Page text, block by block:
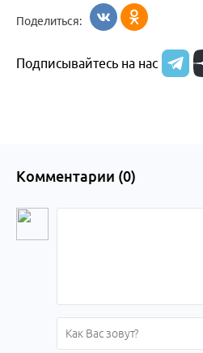
Поделиться:
Подписывайтесь на нас
Комментарии (0)